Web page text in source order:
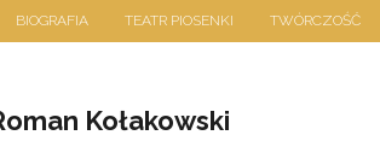
BIOGRAFIA TEATR PIOSENKI TWÓRCZOŚĆ
Kołakowski